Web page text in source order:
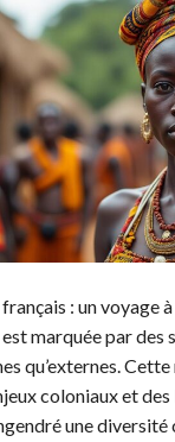
: un voyage
marquée par des
qu’externes.
coloniaux et
une